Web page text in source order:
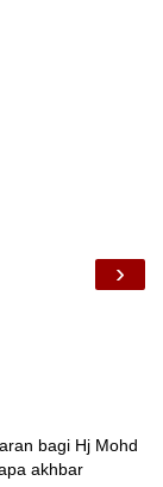
›
bagi Hj Mohd
akhbar